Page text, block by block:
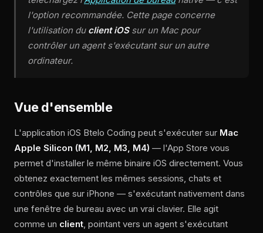
l'option recommandée. Cette page concerne
l'utilisation du client iOSsur un Mac pour
contrôler un agent s'exécutant surun autre
ordinateur.
Vue d'ensemble
L'application iOS Btelo Coding peut s'exécuter sur Mac
Apple Silicon (M1, M2, M3, M4) — l'App Store vous
permet d'installer le même binaire iOS directement. Vous
obtenez exactement les mêmes sessions, chats et
contrôles que sur iPhone — s'exécutant nativement dans
une fenêtre de bureau avec un vrai clavier. Elle agit
comme un client, pointant vers un agent s'exécutant